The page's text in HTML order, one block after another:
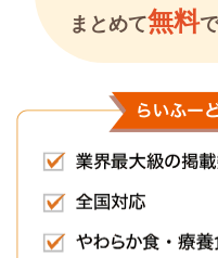
まとめて無料